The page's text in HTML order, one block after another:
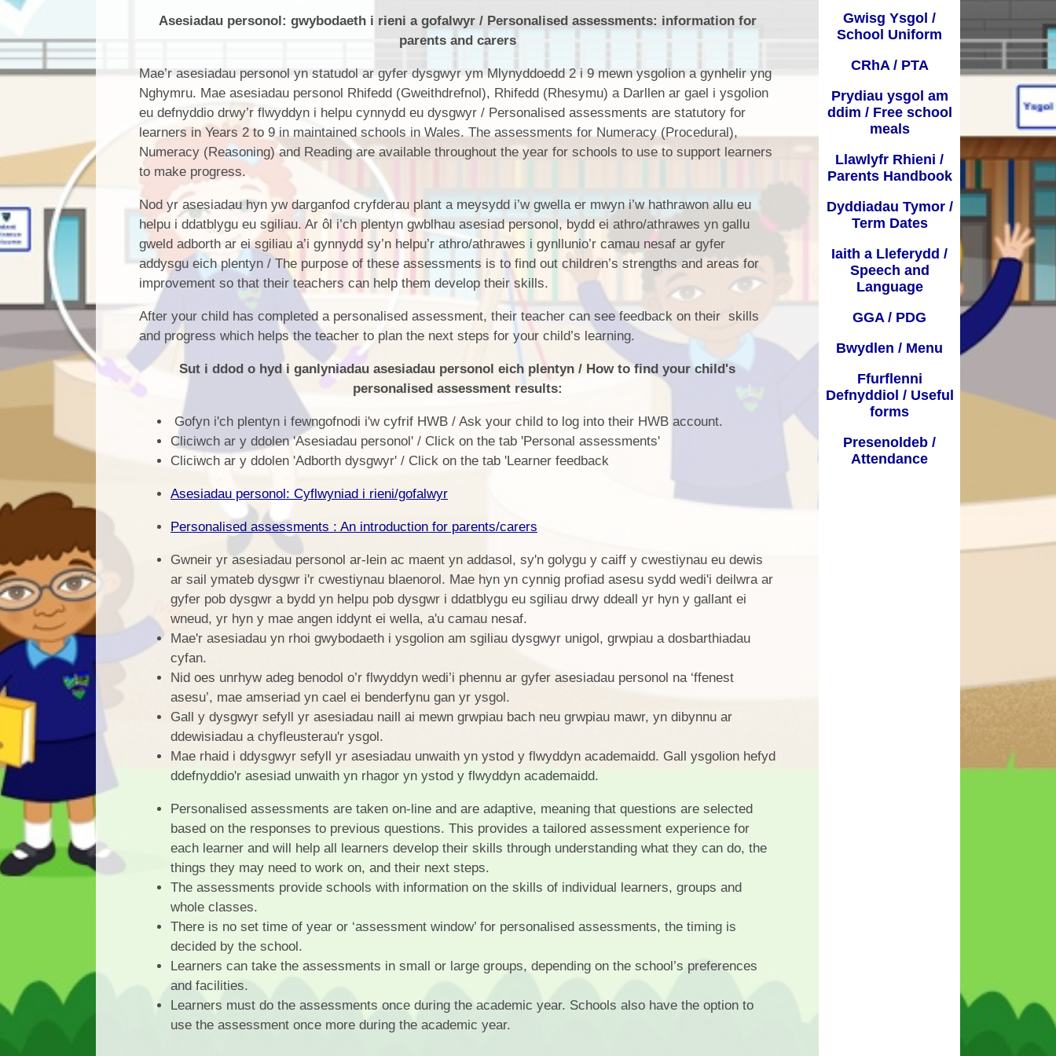
Ffederasiwn / FederationCynllun Datblygu Ysgol School
Calendr / Calendar
Dysgu o adref / Learning fromDyddiadau Tymor / Term Dates
Language
GGA / PDG
Bwydlen / Menu
Ffurflenni Defnyddiol / Useful
forms
Presenoldeb / Attendance
Asesiadau personol: gwybodaeth i rieni a gofalwyr / Personalised assessments: information for
parents and carers
Mae’r asesiadau personol yn statudol ar gyfer dysgwyr ym Mlynyddoedd 2 i 9 mewn ysgolion a gynhelir yng
Nghymru. Mae asesiadau personol Rhifedd (Gweithdrefnol), Rhifedd (Rhesymu) a Darllen ar gael i ysgolion
eu defnyddio drwy’r flwyddyn i helpu cynnydd eu dysgwyr / Personalised assessments are statutory for
learners in Years 2 to 9 in maintained schools in Wales. The assessments for Numeracy (Procedural),
Numeracy (Reasoning) and Reading are available throughout the year for schools to use to support learners
to make progress.
Nod yr asesiadau hyn yw darganfod cryfderau plant a meysydd i’w gwella er mwyn i’w hathrawon allu eu
helpu i ddatblygu eu sgiliau. Ar ôl i’ch plentyn gwblhau asesiad personol, bydd ei athro/athrawes yn gallu
gweld adborth ar ei sgiliau a’i gynnydd sy’n helpu’r athro/athrawes i gynllunio’r camau nesaf ar gyfer
addysgu eich plentyn / The purpose of these assessments is to find out children’s strengths and areas for
improvement so that their teachers can help them develop their skills.
After your child has completed a personalised assessment, their teacher can see feedback on their skills
and progress which helps the teacher to plan the next steps for your child’s learning.
Sut i ddod o hyd i ganlyniadau asesiadau personol eich plentyn / How to find your child's
personalised assessment results:
Gofyn i'ch plentyn i fewngofnodi i'w cyfrif HWB / Ask your child to log into their HWB account.
Cliciwch ar y ddolen 'Asesiadau personol' / Click on the tab 'Personal assessments'
Cliciwch ar y ddolen 'Adborth dysgwyr' / Click on the tab 'Learner feedback
Asesiadau personol: Cyflwyniad i rieni/gofalwyr
Personalised assessments : An introduction for parents/carers
Gwneir yr asesiadau personol ar-lein ac maent yn addasol, sy'n golygu y caiff y cwestiynau eu dewis
ar sail ymateb dysgwr i'r cwestiynau blaenorol. Mae hyn yn cynnig profiad asesu sydd wedi'i deilwra ar
gyfer pob dysgwr a bydd yn helpu pob dysgwr i ddatblygu eu sgiliau drwy ddeall yr hyn y gallant ei
wneud, yr hyn y mae angen iddynt ei wella, a'u camau nesaf.
Mae'r asesiadau yn rhoi gwybodaeth i ysgolion am sgiliau dysgwyr unigol, grwpiau a dosbarthiadau
cyfan.
Nid oes unrhyw adeg benodol o’r flwyddyn wedi’i phennu ar gyfer asesiadau personol na ‘ffenest
asesu’, mae amseriad yn cael ei benderfynu gan yr ysgol.
Gall y dysgwyr sefyll yr asesiadau naill ai mewn grwpiau bach neu grwpiau mawr, yn dibynnu ar
ddewisiadau a chyfleusterau'r ysgol.
Mae rhaid i ddysgwyr sefyll yr asesiadau unwaith yn ystod y flwyddyn academaidd. Gall ysgolion hefyd
ddefnyddio'r asesiad unwaith yn rhagor yn ystod y flwyddyn academaidd.
Personalised assessments are taken on-line and are adaptive, meaning that questions are selected
based on the responses to previous questions. This provides a tailored assessment experience for
each learner and will help all learners develop their skills through understanding what they can do, the
things they may need to work on, and their next steps.
The assessments provide schools with information on the skills of individual learners, groups and
whole classes.
There is no set time of year or ‘assessment window’ for personalised assessments, the timing is
decided by the school.
Learners can take the assessments in small or large groups, depending on the school’s preferences
and facilities.
Learners must do the assessments once during the academic year. Schools also have the option to
use the assessment once more during the academic year.
Gwisg Ysgol /
School Uniform
CRhA / PTA
Prydiau ysgol am
ddim / Free school
meals
Llawlyfr Rhieni /
Parents Handbook
Dyddiadau Tymor /
Term Dates
Iaith a Lleferydd /
Speech and
Language
GGA / PDG
Bwydlen / Menu
Ffurflenni
Defnyddiol / Useful
forms
Presenoldeb /
Attendance